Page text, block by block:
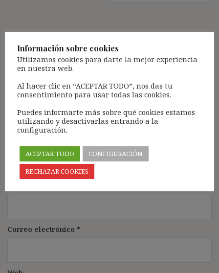
Deja una respuesta
Tu dirección de correo electrónico no será publicada.
campos obligatorios están marcados con*
Correo electrónico *
Información sobre cookies
Utilizamos cookies para darte la mejor experiencia
en nuestra web.
Al hacer clic en “ACEPTAR TODO”, nos das tu
consentimiento para usar todas las cookies.
Puedes informarte más sobre qué cookies estamos
utilizando y desactivarlas entrando a la
configuración.
ACEPTAR TODO
CONFIGURACIÓN
RECHAZAR COOKIES